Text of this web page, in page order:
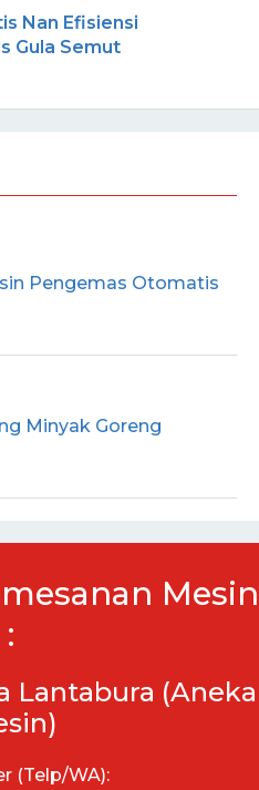
Nan Efisiensi
Gula Semut
Pengemas Otomatis
Minyak Goreng
Mesin
:
Lantabura (Aneka
(Telp/WA):